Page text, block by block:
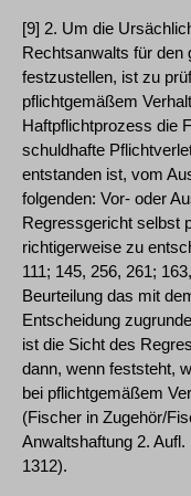
[9] 2. Um die
Rechtsanwalts für den
festzustellen, ist zu
pflichtgemäßem
Haftpflichtprozess die
schuldhafte
entstanden ist, vom
folgenden: Vor- oder
Regressgericht selbst
richtigerweise zu
111; 145, 256, 261;
Beurteilung das mit
Entscheidung
ist die Sicht des
dann, wenn feststeht,
bei pflichtgemäßem
(Fischer in Zugehör/
Anwaltshaftung 2.
1312).